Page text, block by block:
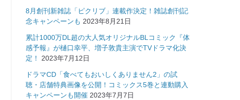
8月創刊新雑誌「ピクリブ」連載作決定！雑誌創刊記
念キャンペーンも 2023年8月21日
累計1000万DL超の大人気オリジナルBLコミック『体
感予報』が樋口幸平、増子敦貴主演でTVドラマ化決
定！
2023年7月12日
ドラマCD「食べてもおいしくありません2」の試
聴・店舗特典画像を公開！コミックス5巻と連動購入
キャンペーンも開催 2023年7月7日